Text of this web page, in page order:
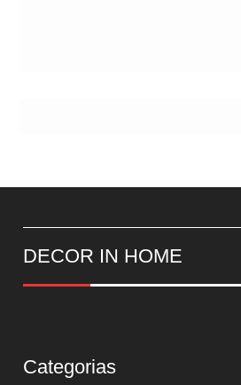
DECOR IN HOME
Categorias